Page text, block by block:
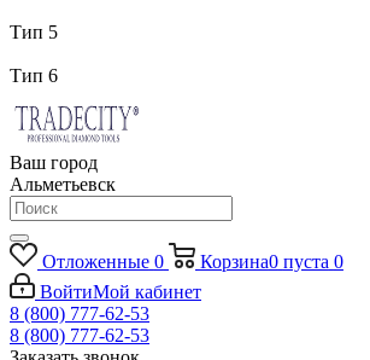
Тип 5
Тип 6
Ваш город
Альметьевск
Отложенные 0 Корзина0 пуста 0
ВойтиМой кабинет
8 (800) 777-62-53
8 (800) 777-62-53